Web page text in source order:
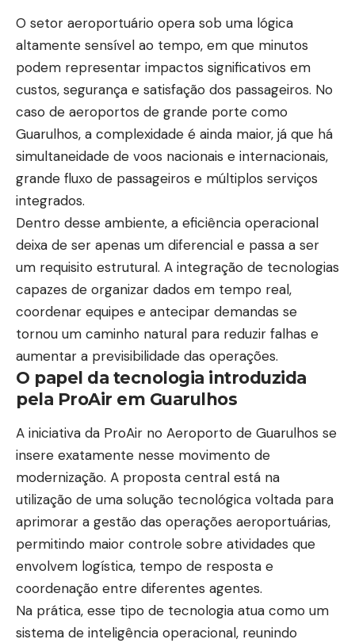
O setor aeroportuário opera sob uma lógica
altamente sensível ao tempo, em que minutos
podem representar impactos significativos em
custos, segurança e satisfação dos passageiros. No
caso de aeroportos de grande porte como
Guarulhos, a complexidade é ainda maior, já que há
simultaneidade de voos nacionais e internacionais,
grande fluxo de passageiros e múltiplos serviços
integrados.
Dentro desse ambiente, a eficiência operacional
deixa de ser apenas um diferencial e passa a ser
um requisito estrutural. A integração de tecnologias
capazes de organizar dados em tempo real,
coordenar equipes e antecipar demandas se
tornou um caminho natural para reduzir falhas e
aumentar a previsibilidade das operações.
O papel da tecnologia introduzida
pela ProAir em Guarulhos
A iniciativa da ProAir no Aeroporto de Guarulhos se
insere exatamente nesse movimento de
modernização. A proposta central está na
utilização de uma solução tecnológica voltada para
aprimorar a gestão das operações aeroportuárias,
permitindo maior controle sobre atividades que
envolvem logística, tempo de resposta e
coordenação entre diferentes agentes.
Na prática, esse tipo de tecnologia atua como um
sistema de inteligência operacional, reunindo